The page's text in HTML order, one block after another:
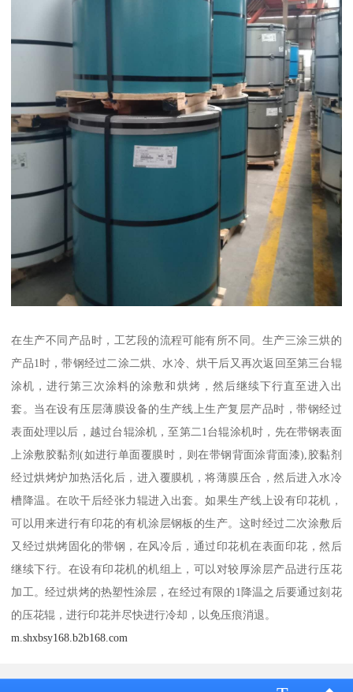
在生产不同产品时，工艺段的流程可能有所不同。生产三涂三烘的
产品1时，带钢经过二涂二烘、水冷、烘干后又再次返回至第三台辊
涂机，进行第三次涂料的涂敷和烘烤，然后继续下行直至进入出
套。当在设有压层薄膜设备的生产线上生产复层产品时，带钢经过
表面处理以后，越过台辊涂机，至第二1台辊涂机时，先在带钢表面
上涂敷胶黏剂(如进行单面覆膜时，则在带钢背面涂背面漆),胶黏剂
经过烘烤炉加热活化后，进入覆膜机，将薄膜压合，然后进入水冷
槽降温。在吹干后经张力辊进入出套。如果生产线上设有印花机，
可以用来进行有印花的有机涂层钢板的生产。这时经过二次涂敷后
又经过烘烤固化的带钢，在风冷后，通过印花机在表面印花，然后
继续下行。在设有印花机的机组上，可以对较厚涂层产品进行压花
加工。经过烘烤的热塑性涂层，在经过有限的1降温之后要通过刻花
的压花辊，进行印花并尽快进行冷却，以免压痕消退。
m.shxbsy168.b2b168.com